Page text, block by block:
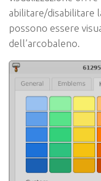
abilitare/disabilitare
possono essere
dell’arcobaleno.